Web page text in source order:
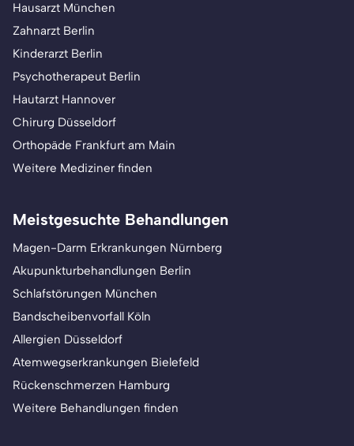
Hausarzt München
Zahnarzt Berlin
Kinderarzt Berlin
Psychotherapeut Berlin
Hautarzt Hannover
Chirurg Düsseldorf
Orthopäde Frankfurt am Main
Weitere Mediziner finden
Meistgesuchte Behandlungen
Magen-Darm Erkrankungen Nürnberg
Akupunkturbehandlungen Berlin
Schlafstörungen München
Bandscheibenvorfall Köln
Allergien Düsseldorf
Atemwegserkrankungen Bielefeld
Rückenschmerzen Hamburg
Weitere Behandlungen finden